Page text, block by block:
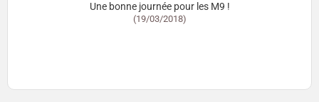
Une bonne journée pour les M9 !
(19/03/2018)